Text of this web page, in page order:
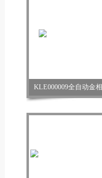
KLE000009全自动金